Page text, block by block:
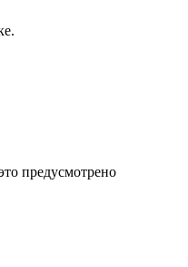
предусмотрено